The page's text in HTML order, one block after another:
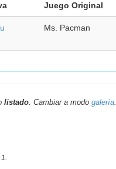
Juego Original
Ms. Pacman
listado. Cambiar a modo galería.